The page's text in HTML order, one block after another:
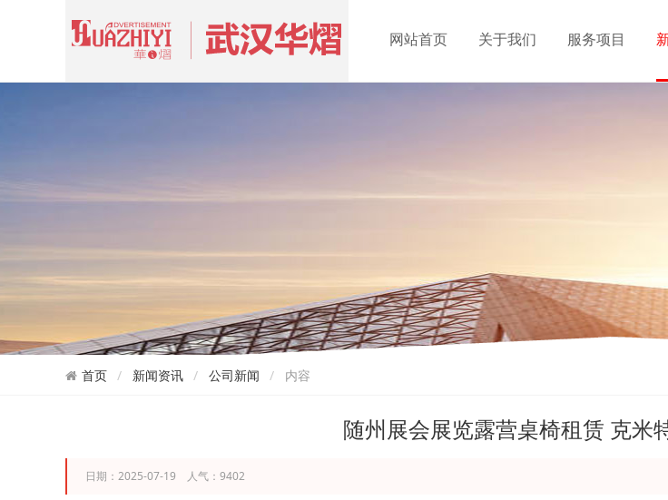
网站首页 关于我们 服务项目
首页 新闻资讯 公司新闻 内容
随州展会展览露营桌椅租赁 克米
日期：2025-07-19 人气：9402